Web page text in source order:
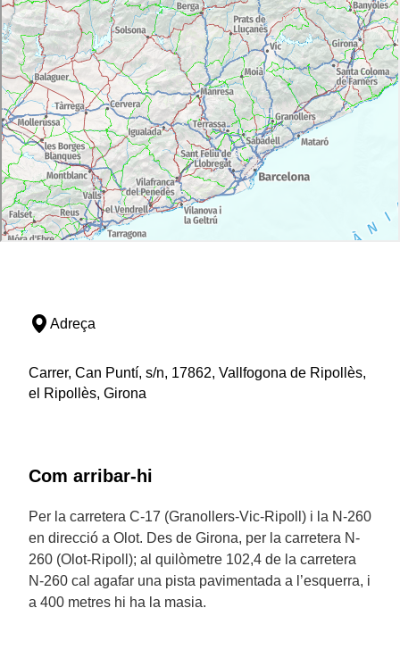
Adreça
Carrer, Can Puntí, s/n, 17862, Vallfogona de Ripollès,
el Ripollès, Girona
Com arribar-hi
Per la carretera C-17 (Granollers-Vic-Ripoll) i la N-260
en direcció a Olot. Des de Girona, per la carretera N-
260 (Olot-Ripoll); al quilòmetre 102,4 de la carretera
N-260 cal agafar una pista pavimentada a l’esquerra, i
a 400 metres hi ha la masia.